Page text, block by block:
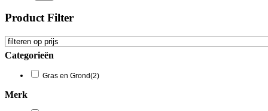
Product Filter
Categorieën
Gras en Grond(2)
Merk